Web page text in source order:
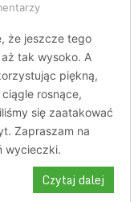
że jeszcze tego
tak wysoko. A
piękną,
rosnące,
się zaatakować
Zapraszam na
wycieczki.
Czytaj dalej